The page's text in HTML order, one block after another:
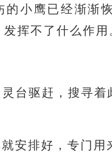
小鹰已经渐渐
挥不了什么作用
台驱赶，搜寻
安排好，专门用